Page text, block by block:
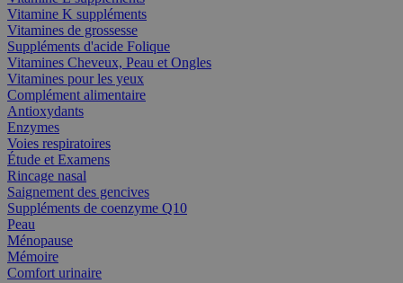
Vitamine K suppléments
Vitamines de grossesse
Suppléments d'acide Folique
Vitamines Cheveux, Peau et Ongles
Vitamines pour les yeux
Complément alimentaire
Antioxydants
Enzymes
Voies respiratoires
Étude et Examens
Rincage nasal
Saignement des gencives
Suppléments de coenzyme Q10
Peau
Ménopause
Mémoire
Comfort urinaire